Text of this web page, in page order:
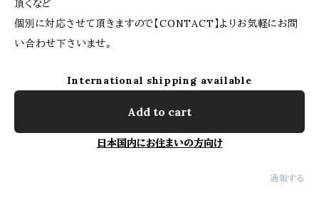
頂くなど
個別に対応させて頂きますので【CONTACT】よりお気軽にお問
い合わせ下さいませ。
International shipping available
Add to cart
日本国内にお住まいの方向け
通報する